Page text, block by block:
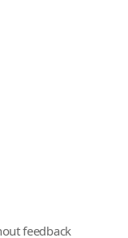
feedback